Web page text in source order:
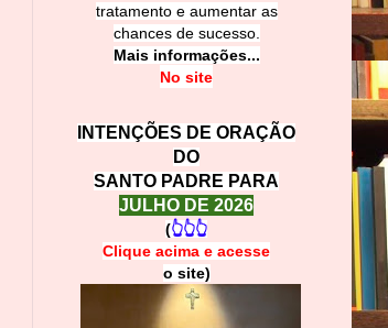
tratamento e aumentar as
chances de sucesso.
Mais informações...
No site
INTENÇÕES DE ORAÇÃO
DO
SANTO PADRE PARA
JULHO DE 2026
(👆👆👆
Clique acima e acesse
o site)